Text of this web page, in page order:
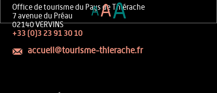
Office de tourisme du Pays de Thiérache
7 avenue du Préau
02140 VERVINS
+33 (0)3 23 91 30 10
accueil@tourisme-thierache.fr
AAA